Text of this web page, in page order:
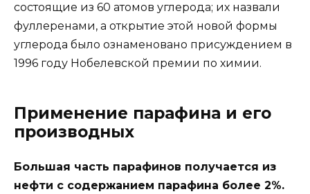
состоящие из 60 атомов углерода; их назвали
фуллеренами, а открытие этой новой формы
углерода было ознаменовано присуждением в
1996 году Нобелевской премии по химии.
Применение парафина и его
производных
Большая часть парафинов получается из
нефти с содержанием парафина более 2%.